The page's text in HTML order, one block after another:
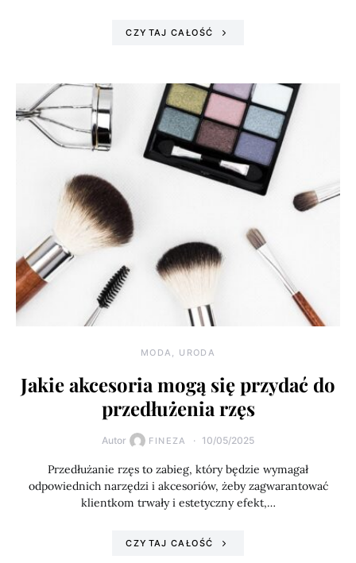
CZYTAJ CAŁOŚĆ
MODA, URODA
Jakie akcesoria mogą się przydać do
przedłużenia rzęs
Autor FINEZA 10/05/2025
Przedłużanie rzęs to zabieg, który będzie wymagał
odpowiednich narzędzi i akcesoriów, żeby zagwarantować
klientkom trwały i estetyczny efekt,…
CZYTAJ CAŁOŚĆ